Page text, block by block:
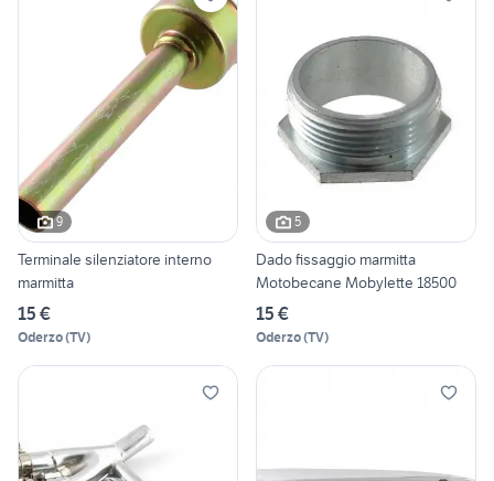
9
Terminale silenziatore interno
marmitta
15 €
Oderzo(TV)
5
Dado fissaggio marmitta
Motobecane Mobylette 18500
15 €
Oderzo(TV)